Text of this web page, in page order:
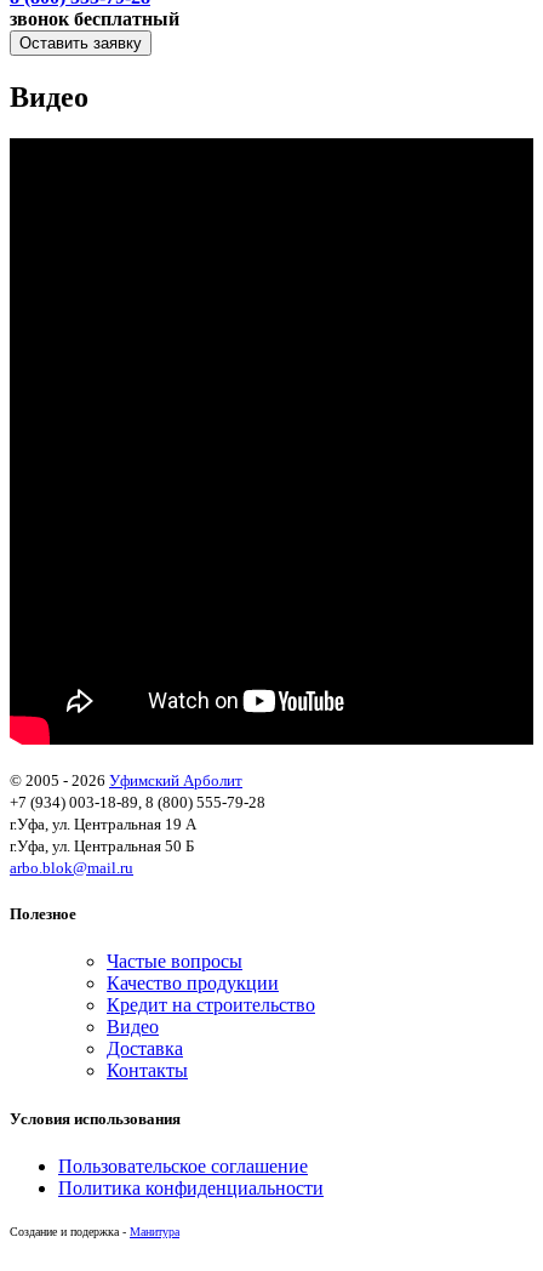
звонок бесплатный
Оставить заявку
Видео
© 2005 - 2026 Уфимский Арболит
+7 (934) 003-18-89, 8 (800) 555-79-28
г.Уфа, ул. Центральная 19 А
г.Уфа, ул. Центральная 50 Б
arbo.blok@mail.ru
Полезное
Частые вопросы
Качество продукции
Кредит на строительство
Видео
Доставка
Контакты
Условия использования
Пользовательское соглашение
Политика конфиденциальности
Создание и подержка - Манитура